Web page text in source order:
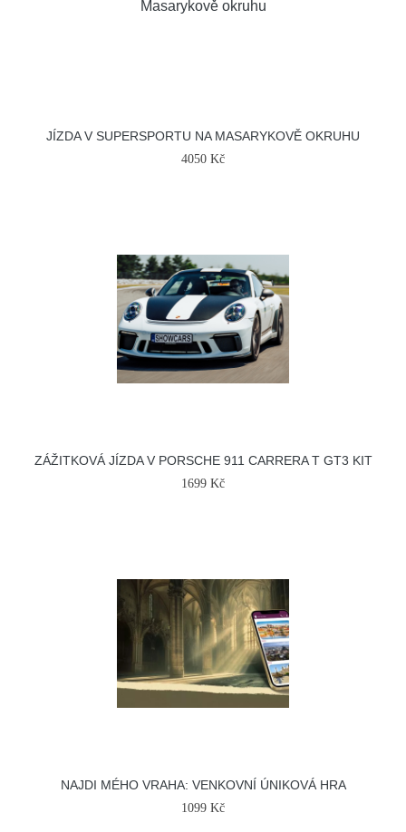
JÍZDA V SUPERSPORTU NA MASARYKOVĚ OKRUHU
4050 Kč
ZÁŽITKOVÁ JÍZDA V PORSCHE 911 CARRERA T GT3 KIT
1699 Kč
NAJDI MÉHO VRAHA: VENKOVNÍ ÚNIKOVÁ HRA
1099 Kč